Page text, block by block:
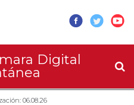
Digital
06.08.26